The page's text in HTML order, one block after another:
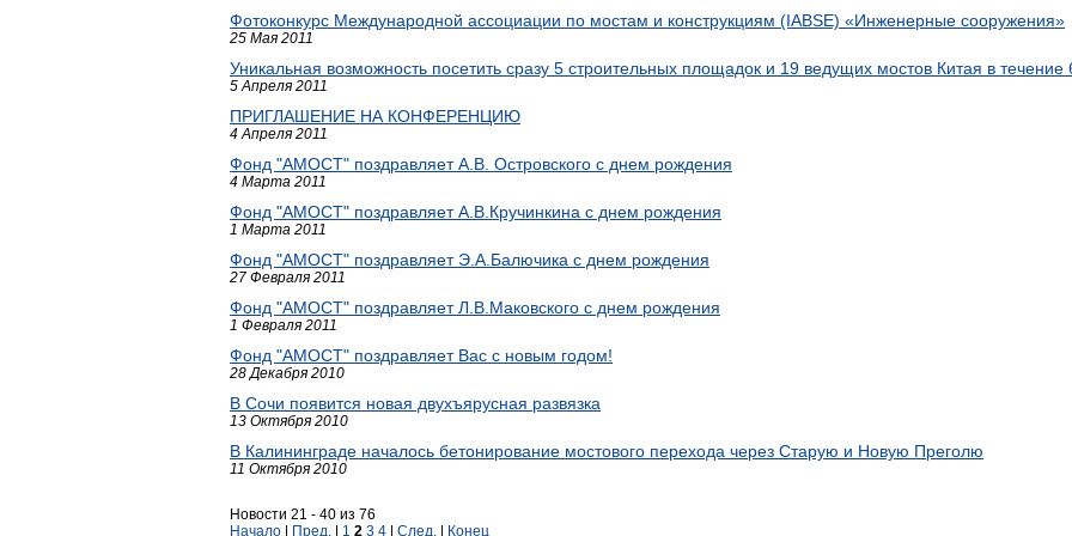
Фотоконкурс Международной ассоциации по мостам и конструкциям (IABSE) «Инженерные сооружения»
25 Мая 2011
Уникальная возможность посетить сразу 5 строительных площадок и 19 ведущих мостов Китая в течение
5 Апреля 2011
ПРИГЛАШЕНИЕ НА КОНФЕРЕНЦИЮ
4 Апреля 2011
Фонд "АМОСТ" поздравляет А.В. Островского с днем рождения
4 Марта 2011
Фонд "АМОСТ" поздравляет А.В.Кручинкина с днем рождения
1 Марта 2011
Фонд "АМОСТ" поздравляет Э.А.Балючика с днем рождения
27 Февраля 2011
Фонд "АМОСТ" поздравляет Л.В.Маковского с днем рождения
1 Февраля 2011
Фонд "АМОСТ" поздравляет Вас с новым годом!
28 Декабря 2010
В Сочи появится новая двухъярусная развязка
13 Октября 2010
В Калининграде началось бетонирование мостового перехода через Старую и Новую Преголю
11 Октября 2010
Новости 21 - 40 из 76
Начало
Пред. 1 2 3 4 След. Конец